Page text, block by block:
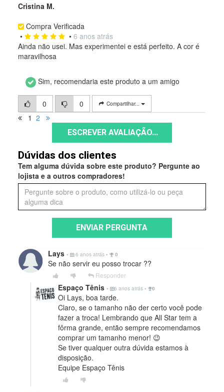
Cristina M.
Compra Verificada
•
• 6 anos atrás
Ainda não usei. Mas experimentei e está perfeito. A cor é
maravilhosa
Sim, recomendaria este produto a um amigo
0 0 Compartilhar...
1 2
ESCREVER AVALIAÇÃO...
Dúvidas dos clientes
Tem alguma dúvida sobre este produto? Pergunte ao
lojista e a outros compradores!
ENVIAR PERGUNTA
Lays • 6 anos atrás • 0
Se não servir eu posso trocar ??
Responder
Espaço Tênis • 6 anos atrás • 0
Oi Lays, boa tarde.
Claro, se o tamanho não der certo você pode
fazer a troca! Lembrando que All Star tem a
fôrma grande, então sempre recomendamos
comprar um tamanho menor! 😉
Se tiver qualquer outra dúvida estamos à
disposição.
Equipe Espaço Tênis